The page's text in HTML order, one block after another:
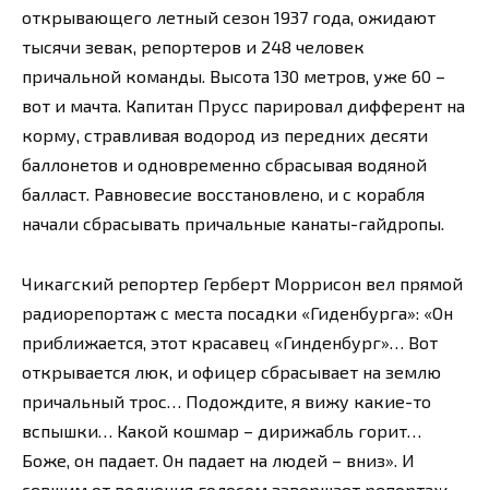
открывающего летный сезон 1937 года, ожидают
тысячи зевак, репортеров и 248 человек
причальной команды. Высота 130 метров, уже 60 –
вот и мачта. Капитан Прусс парировал дифферент на
корму, стравливая водород из передних десяти
баллонетов и одновременно сбрасывая водяной
балласт. Равновесие восстановлено, и с корабля
начали сбрасывать причальные канаты-гайдропы.
Чикагский репортер Герберт Моррисон вел прямой
радиорепортаж с места посадки «Гиденбурга»: «Он
приближается, этот красавец «Гинденбург»… Вот
открывается люк, и офицер сбрасывает на землю
причальный трос… Подождите, я вижу какие-то
вспышки… Какой кошмар – дирижабль горит…
Боже, он падает. Он падает на людей – вниз». И